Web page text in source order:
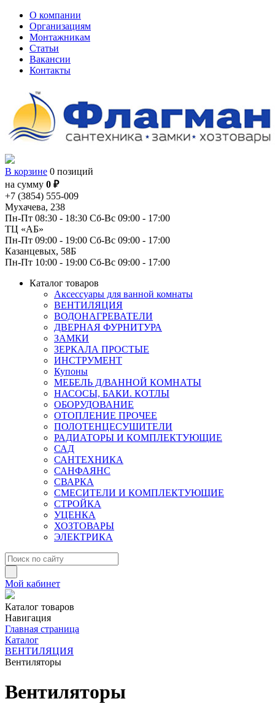
О компании
Организациям
Монтажникам
Статьи
Вакансии
Контакты
В корзине 0 позиций
на сумму 0 ₽
+7 (3854) 555-009
Мухачева, 238
Пн-Пт 08:30 - 18:30 Сб-Вс 09:00 - 17:00
ТЦ «АБ»
Пн-Пт 09:00 - 19:00 Сб-Вc 09:00 - 17:00
Казанцевых, 58Б
Пн-Пт 10:00 - 19:00 Сб-Вс 09:00 - 17:00
Каталог товаров
Аксессуары для ванной комнаты
ВЕНТИЛЯЦИЯ
ВОДОНАГРЕВАТЕЛИ
ДВЕРНАЯ ФУРНИТУРА
ЗАМКИ
ЗЕРКАЛА ПРОСТЫЕ
ИНСТРУМЕНТ
Купоны
МЕБЕЛЬ Д/ВАННОЙ КОМНАТЫ
НАСОСЫ, БАКИ. КОТЛЫ
ОБОРУДОВАНИЕ
ОТОПЛЕНИЕ ПРОЧЕЕ
ПОЛОТЕНЦЕСУШИТЕЛИ
РАДИАТОРЫ И КОМПЛЕКТУЮЩИЕ
САД
САНТЕХНИКА
САНФАЯНС
СВАРКА
СМЕСИТЕЛИ И КОМПЛЕКТУЮЩИЕ
СТРОЙКА
УЦЕНКА
ХОЗТОВАРЫ
ЭЛЕКТРИКА
Мой кабинет
Каталог товаров
Навигация
Главная страница
Каталог
ВЕНТИЛЯЦИЯ
Вентиляторы
Вентиляторы